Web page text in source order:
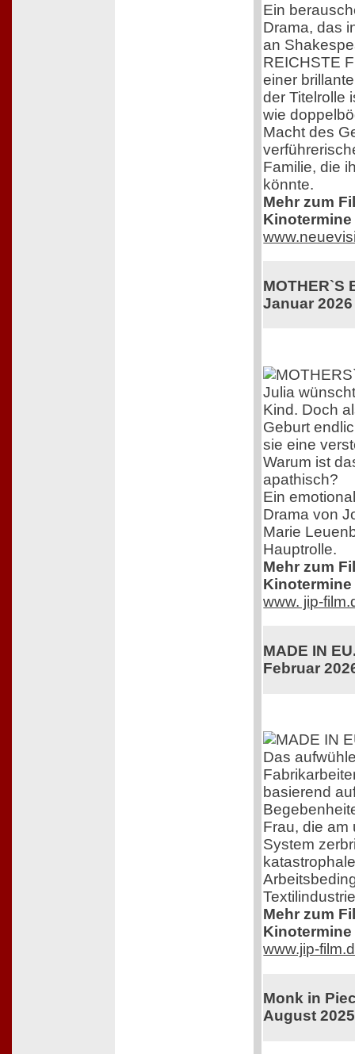
Ein
Drama, das
an
REICHSTE
einer
der Titelrolle
wie
Macht des
Familie, die
könnte.
Mehr zum
MOTHER`S
Januar 2026
Julia
Kind. Doch
Geburt
sie eine
Warum ist
apathisch?
Ein
Drama von
Marie
Hauptrolle.
Mehr zum
www. jip-
MADE IN
Februar
Das
basierend
Frau, die am
System
Mehr zum
www.jip-
Monk in
August 2025